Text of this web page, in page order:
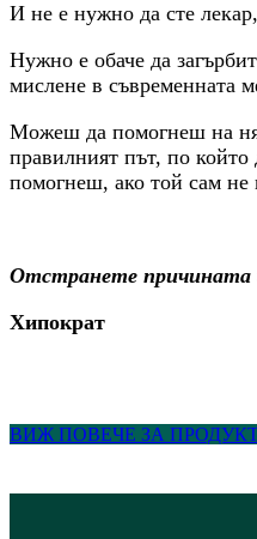
И не е нужно да сте
Нужно е обаче да
мислене в съвременната
Можеш да помогнеш на
правилният път, по
помогнеш, ако той сам не
Отстранете
Хипократ
ВИЖ ПОВЕЧЕ ЗА